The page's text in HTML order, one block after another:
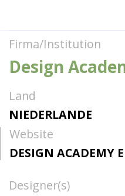
Firma/Institution
Design
Land
NIEDERLANDE
Website
DESIGN ACADEMY
Designer(s)